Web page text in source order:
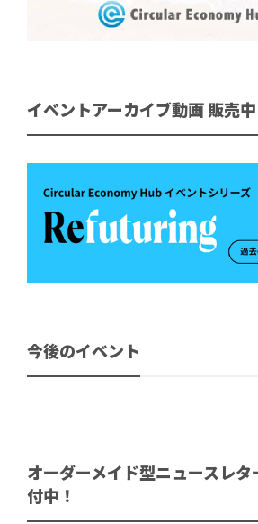
イベントアーカイブ動画 販売中
今後のイベント
オーダーメイド型ニュースレタ
付中！